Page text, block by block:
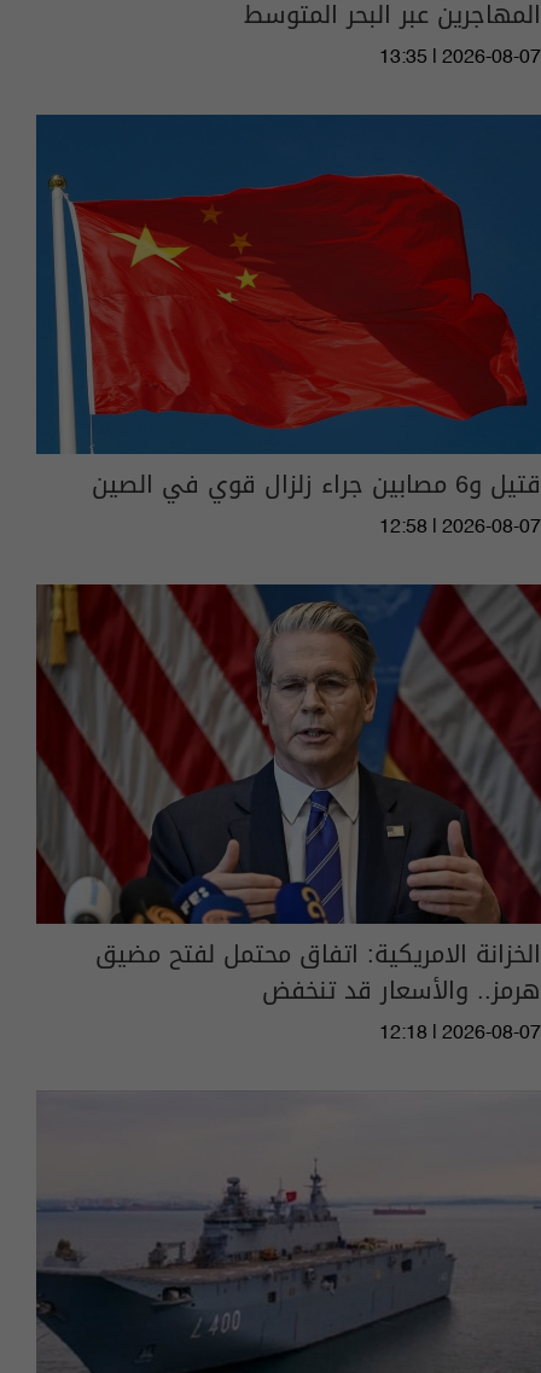
المهاجرين عبر البحر المتوسط
13:35 | 2026-08-07
قتيل و6 مصابين جراء زلزال قوي في الصين
12:58 | 2026-08-07
الخزانة الامريكية: اتفاق محتمل لفتح مضيق
هرمز.. والأسعار قد تنخفض
12:18 | 2026-08-07